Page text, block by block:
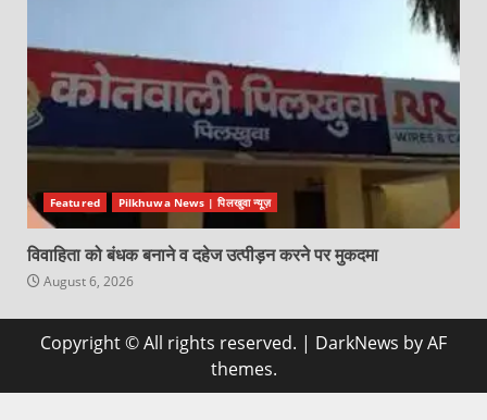
Featured Pilkhuwa News | पिलखुवा न्यूज़
विवाहिता को बंधक बनाने व दहेज उत्पीड़न करने पर मुकदमा
August 6, 2026
Copyright © All rights reserved. | DarkNews by AF
themes.